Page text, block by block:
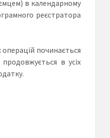
в календарному
реєстратора
починається
в усіх